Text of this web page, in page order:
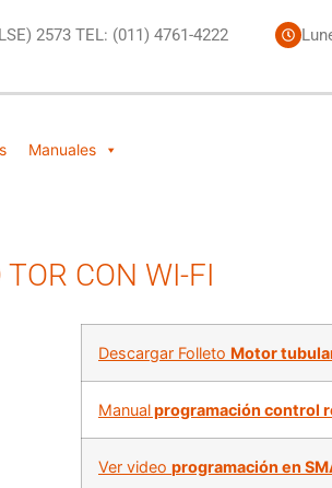
2573 TEL: (011) 4761-4222
Manuales
CON WI-FI
Descargar Folleto Motor
Manualprogramación control
Ver video programación en